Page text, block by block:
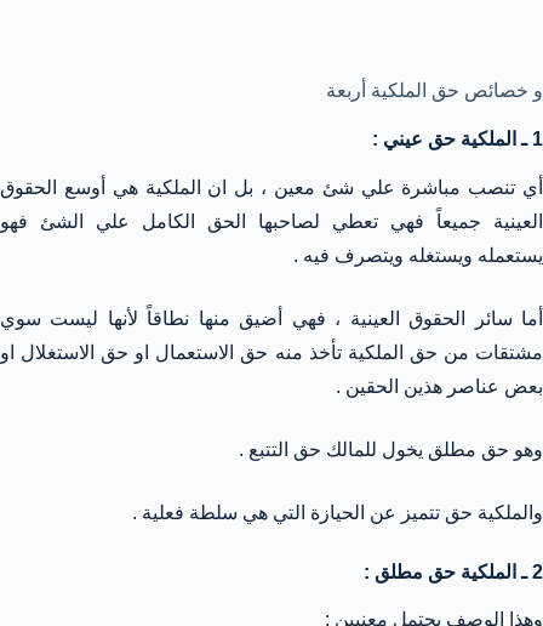
و خصائص حق الملكية أربعة
1 ـ الملكية حق عيني :
أي تنصب مباشرة علي شئ معين ، بل ان الملكية هي أوسع الحقوق
العينية جميعاً فهي تعطي لصاحبها الحق الكامل علي الشئ فهو
يستعمله ويستغله ويتصرف فيه .
أما سائر الحقوق العينية ، فهي أضيق منها نطاقاً لأنها ليست سوي
مشتقات من حق الملكية تأخذ منه حق الاستعمال او حق الاستغلال او
بعض عناصر هذين الحقين .
وهو حق مطلق يخول للمالك حق التتبع .
والملكية حق تتميز عن الحيازة التي هي سلطة فعلية .
2 ـ الملكية حق مطلق :
وهذا الوصف يحتمل معنيين :